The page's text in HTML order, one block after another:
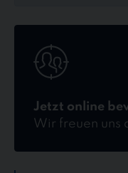
Jetzt online
Wir freuen uns
online
bewerben